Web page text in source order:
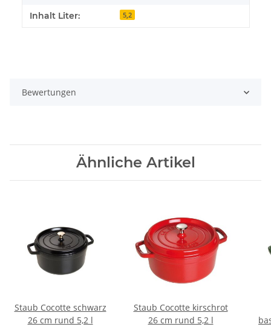
Inhalt Liter: 5,2
Bewertungen
Ähnliche Artikel
Staub Cocotte schwarz
26 cm rund 5,2 l
Staub Cocotte kirschrot
26 cm rund 5,2 l